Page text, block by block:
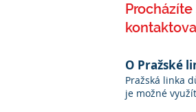
O Pražské
Pražská linka
je možné